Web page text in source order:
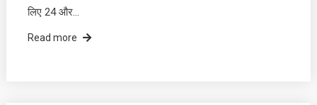
लिए 24 और…
Read more